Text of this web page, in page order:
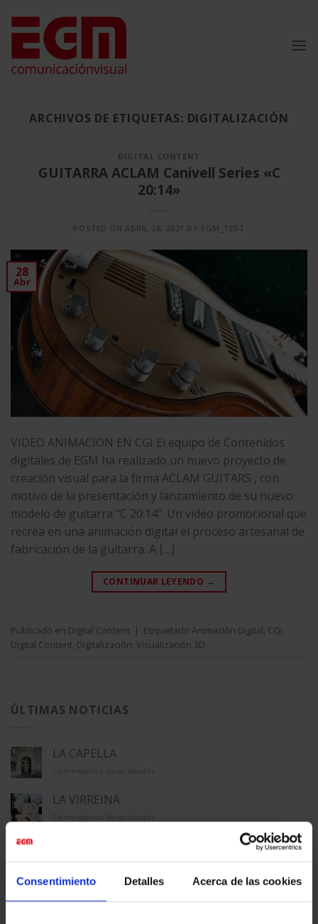
Consentimiento Detalles Acerca de las cookies
contenido
ARCHIVOS DE ETIQUETAS: DIGITALIZACIÓN
DIGITAL CONTENT
GUITARRA ACLAM Canivell Series «C
20:14»
POSTED ON ABRIL 28, 2021 BY EGM_TEST
28
Abr
VIDEO ANIMACION EN CGI El equipo de Contenidos
digitales de EGM ha realizado un nuevo proyecto de
creación visual para la firma ACLAM GUITARS , con
motivo de la presentación y lanzamiento de su nuevo
modelo de guitarra “C 20:14”. Un video promocional que
recrea en una animación digital el proceso artesanal de
fabricación de la guitarra. A […]
CONTINUAR LEYENDO →
Publicado en Digital Content | Etiquetado Animación Digital, CGI,
Digital Content, Digitalización, Visualización 3D
ÚLTIMAS NOTICIAS
LA CAPELLA
Comentarios desactivados
LA VIRREINA
Comentarios desactivados
Comentarios desactivadosen